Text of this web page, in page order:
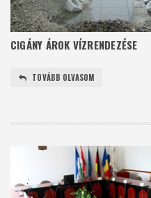
CIGÁNY ÁROK VÍZRENDEZÉSE
TOVÁBB OLVASOM